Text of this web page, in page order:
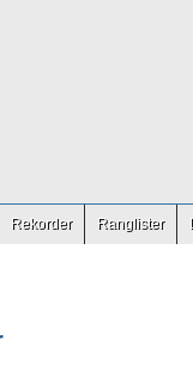
Rekorder Ranglister